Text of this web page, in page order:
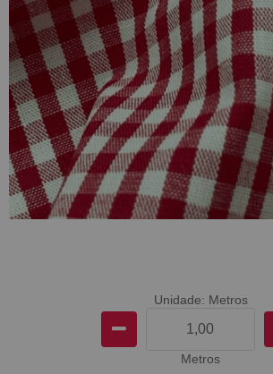
Unidade: Metros
Metros